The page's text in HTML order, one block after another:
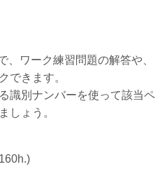
ワーク練習問題の解答や、
できます。
識別ナンバーを使って該当ペ
しょう。